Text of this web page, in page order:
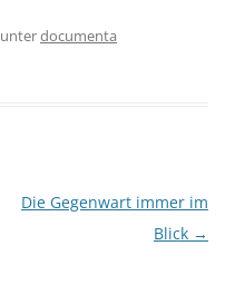
unterdocumenta
Die Gegenwart immer im
Blick →